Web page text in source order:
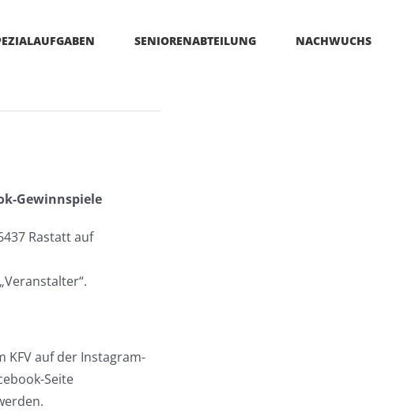
SENIORENABTEILUNG NACHWUCHS
Gewinnspiele
Rastatt auf
KFV auf der Instagram-
Seite